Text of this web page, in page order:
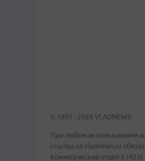
© 1997 - 2026 VLADNEWS
При любом использовании
ссылка на vladnews.ru
Коммерческий отдел 8 (423)